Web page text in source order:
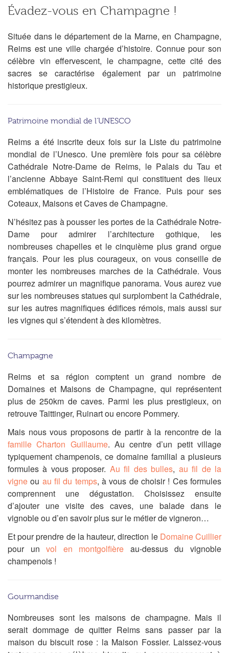
Évadez-vous en Champagne !
Située dans le département de la Marne, en Champagne,
Reims est une ville chargée d’histoire. Connue pour son
célèbre vin effervescent, le champagne, cette cité des
sacres se caractérise également par un patrimoine
historique prestigieux.
Patrimoine mondial de l’UNESCO
Reims a été inscrite deux fois sur la Liste du patrimoine
mondial de l’Unesco. Une première fois pour sa célèbre
Cathédrale Notre-Dame de Reims, le Palais du Tau et
l’ancienne Abbaye Saint-Remi qui constituent des lieux
emblématiques de l’Histoire de France. Puis pour ses
Coteaux, Maisons et Caves de Champagne.
N’hésitez pas à pousser les portes de la Cathédrale Notre-
Dame pour admirer l’architecture gothique, les
nombreuses chapelles et le cinquième plus grand orgue
français. Pour les plus courageux, on vous conseille de
monter les nombreuses marches de la Cathédrale. Vous
pourrez admirer un magnifique panorama. Vous aurez vue
sur les nombreuses statues qui surplombent la Cathédrale,
sur les autres magnifiques édifices rémois, mais aussi sur
les vignes qui s’étendent à des kilomètres.
Champagne
Reims et sa région comptent un grand nombre de
Domaines et Maisons de Champagne, qui représentent
plus de 250km de caves. Parmi les plus prestigieux, on
retrouve Taittinger, Ruinart ou encore Pommery.
Mais nous vous proposons de partir à la rencontre de la
famille Charton Guillaume. Au centre d’un petit village
typiquement champenois, ce domaine familial a plusieurs
formules à vous proposer. Au fil des bulles, au fil de la
vigne ou au fil du temps, à vous de choisir ! Ces formules
comprennent une dégustation. Choisissez ensuite
d’ajouter une visite des caves, une balade dans le
vignoble ou d’en savoir plus sur le métier de vigneron…
Et pour prendre de la hauteur, direction le Domaine Cuillier
pour unvol en montgolfière au-dessus du vignoble
champenois !
Gourmandise
Nombreuses sont les maisons de champagne. Mais il
serait dommage de quitter Reims sans passer par la
maison du biscuit rose : la Maison Fossier. Laissez-vous